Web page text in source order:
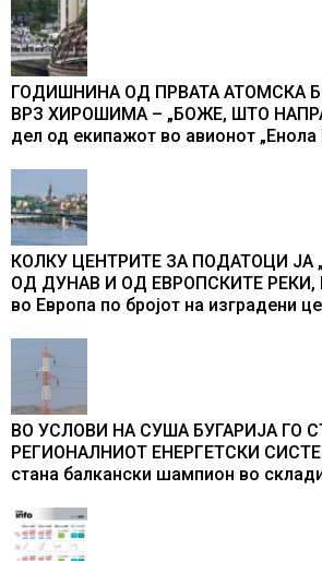
ГОДИШНИНА ОД ПРВАТА АТОМСКА
ВРЗ ХИРОШИМА – „БОЖЕ, ШТО
дел од екипажот во авионот „Енола
промени текот на историјата
КОЛКУ ЦЕНТРИТЕ ЗА ПОДАТОЦИ ЈА
ОД ДУНАВ И ОД ЕВРОПСКИТЕ РЕКИ,
во Европа по бројот на изградени
ВО УСЛОВИ НА СУША БУГАРИЈА ГО
РЕГИОНАЛНИОТ ЕНЕРГЕТСКИ
стана балкански шампион во